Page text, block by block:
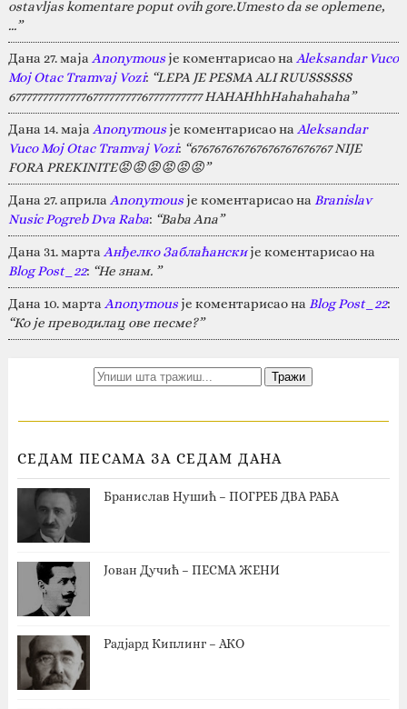
ostavljas komentare poput ovih gore.Umesto da se oplemene,
…”
Дана 27. маја Anonymousје коментарисао на Aleksandar Vuco
Moj Otac Tramvaj Vozi: “LEPA JE PESMA ALI RUUSSSSSS
67777777777777677777777767777777777 HAHAHhhHahahahaha”
Дана 14. маја Anonymousје коментарисао на Aleksandar
Vuco Moj Otac Tramvaj Vozi: “676767676767676767676767 NIJE
FORA PREKINITE😡😡😡😡😡😡”
Дана 27. априла Anonymousје коментарисао на Branislav
Nusic Pogreb Dva Raba: “Baba Ana”
Дана 31. марта Анђелко Заблаћанскије коментарисао на
Blog Post_22: “Не знам. ”
Дана 10. марта Anonymousје коментарисао на Blog Post_22:
“Ко је преводилац ове песме?”
СЕДАМ ПЕСАМА ЗА СЕДАМ ДАНА
Бранислав Нушић – ПОГРЕБ ДВА РАБА
Јован Дучић – ПЕСМА ЖЕНИ
Радјард Киплинг – АКО